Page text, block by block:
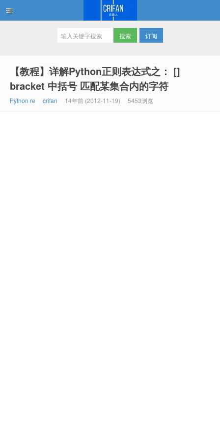
订阅
【教程】详解Python正则表达式之： []
bracket 中括号 匹配某集合内的字符
Python re crifan 14年前 (2012-11-19) 5453浏览